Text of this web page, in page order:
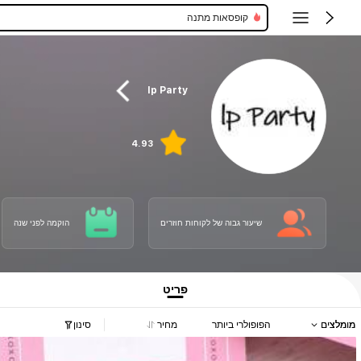
קופסאות מתנה
lp Party
4.93
שיעור גבוה של לקוחות חוזרים הוקמה לפני שנה
פריט
מומלצים הפופולרי ביותר מחיר סינון